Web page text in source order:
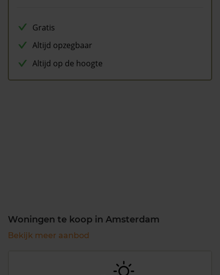
Gratis
Altijd opzegbaar
Altijd op de hoogte
Woningen te koop in Amsterdam
Bekijk meer aanbod